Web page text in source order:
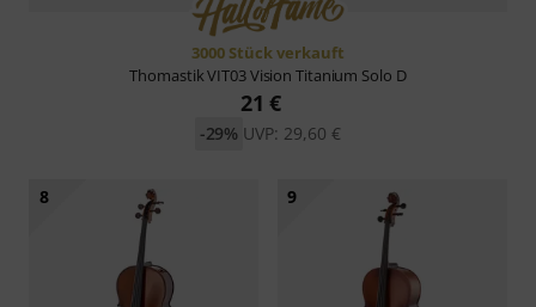
3000 Stück verkauft
ThomastikVIT03 Vision Titanium Solo D
21 €
UVP: 29,60 €
-29%
8 9